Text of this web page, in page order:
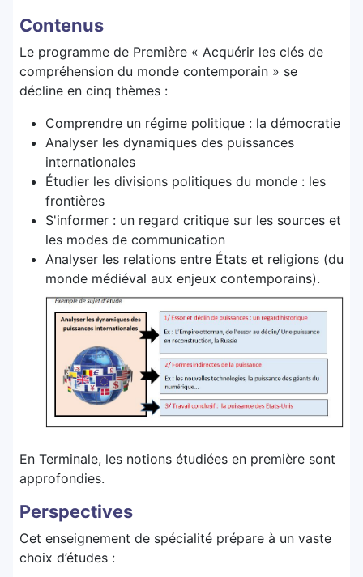
Contenus
Le programme de Première « Acquérir les clés de
compréhension du monde contemporain » se
décline en cinq thèmes :
Comprendre un régime politique : la démocratie
Analyser les dynamiques des puissances
internationales
Étudier les divisions politiques du monde : les
frontières
S'informer : un regard critique sur les sources et
les modes de communication
Analyser les relations entre États et religions (du
monde médiéval aux enjeux contemporains).
En Terminale, les notions étudiées en première sont
approfondies.
Perspectives
Cet enseignement de spécialité prépare à un vaste
choix d’études :